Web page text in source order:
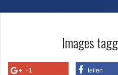
Images
+1 teilen